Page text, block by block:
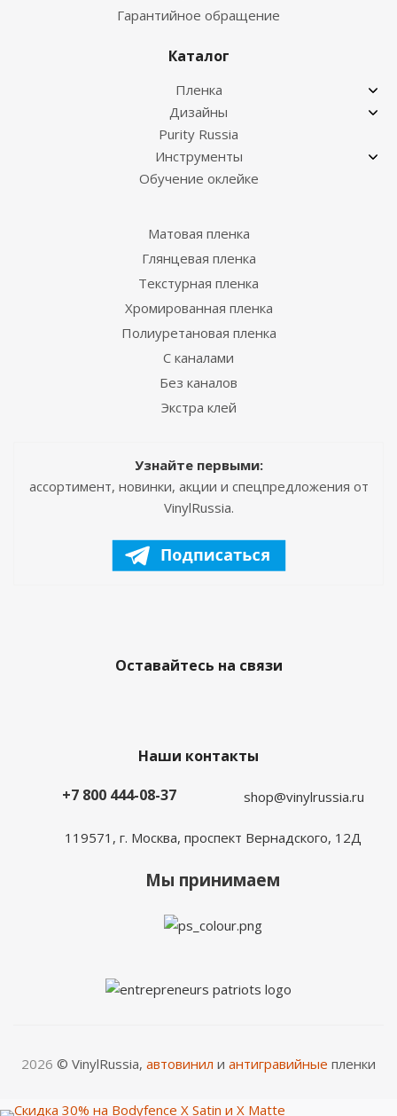
Гарантийное обращение
Каталог
Пленка
Дизайны
Purity Russia
Инструменты
Обучение оклейке
Матовая пленка
Глянцевая пленка
Текстурная пленка
Хромированная пленка
Полиуретановая пленка
С каналами
Без каналов
Экстра клей
Узнайте первыми:
ассортимент, новинки, акции и спецпредложения от
VinylRussia.
Оставайтесь на связи
Наши контакты
+7 800 444-08-37
shop@vinylrussia.ru
119571, г. Москва, проспект Вернадского, 12Д
Мы принимаем
2026 © VinylRussia, автовинил и антигравийные пленки